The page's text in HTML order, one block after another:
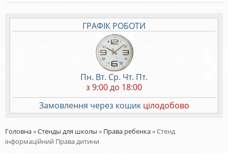
ГРАФІК РОБОТИ
Пн. Вт. Ср. Чт. Пт.
з 9:00 до 18:00
Замовлення через кошик цілодобово
Головна»Стенды для школы » Права ребенка»Стенд
інформаційний Права дитини